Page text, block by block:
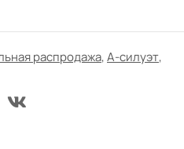
распродажа,А-силуэт,